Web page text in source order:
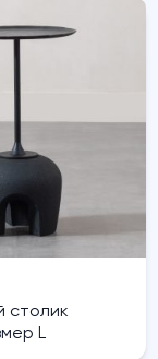
столик
L